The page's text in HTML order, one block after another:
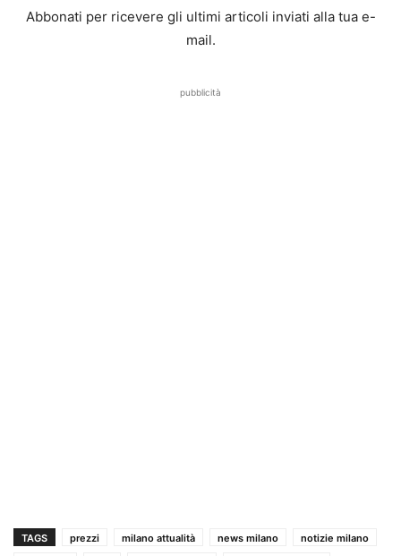
Abbonati per ricevere gli ultimi articoli inviati alla tua e-
mail.
pubblicità
TAGS prezzi milano attualità news milano
notizie milano